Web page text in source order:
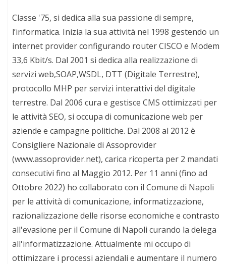
Classe '75, si dedica alla sua passione di sempre,
l’informatica. Inizia la sua attività nel 1998 gestendo un
internet provider configurando router CISCO e Modem
33,6 Kbit/s. Dal 2001 si dedica alla realizzazione di
servizi web,SOAP,WSDL, DTT (Digitale Terrestre),
protocollo MHP per servizi interattivi del digitale
terrestre. Dal 2006 cura e gestisce CMS ottimizzati per
le attività SEO, si occupa di comunicazione web per
aziende e campagne politiche. Dal 2008 al 2012 è
Consigliere Nazionale di Assoprovider
(www.assoprovider.net), carica ricoperta per 2 mandati
consecutivi fino al Maggio 2012. Per 11 anni (fino ad
Ottobre 2022) ho collaborato con il Comune di Napoli
per le attività di comunicazione, informatizzazione,
razionalizzazione delle risorse economiche e contrasto
all'evasione per il Comune di Napoli curando la delega
all'informatizzazione. Attualmente mi occupo di
ottimizzare i processi aziendali e aumentare il numero